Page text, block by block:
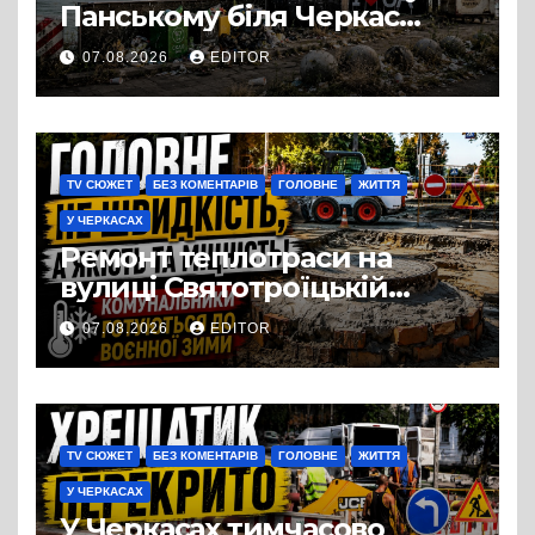
Панському біля Черкас
перетворився на занедбане
сміттєзвалище
07.08.2026 EDITOR
TV СЮЖЕТ БЕЗ КОМЕНТАРІВ ГОЛОВНЕ ЖИТТЯ
У ЧЕРКАСАХ
Ремонт теплотраси на
вулиці Святотроїцькій
затягнувся порівняно із
запланованими термінами.
Вулицю досі не відкрили
для руху
07.08.2026 EDITOR
TV СЮЖЕТ БЕЗ КОМЕНТАРІВ ГОЛОВНЕ ЖИТТЯ
У ЧЕРКАСАХ
У Черкасах тимчасово